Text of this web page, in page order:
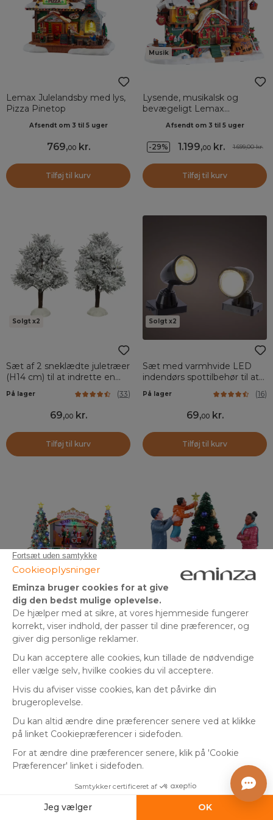
Lemax Julelandsby med lys,
Pizza Pinetop
Afsendt om 3 til 5 uger
769,00kr.
Tilføj til kurv
Musik
Lysende, musikalsk og
bevægeligt Lemax
legetøjsfabrik
Afsendt om 3 til 5 uger
-29% 1.199,00kr. 1.699,00 kr.
Tilføj til kurv
Solgt x2
Sæt af 2 sneklædte juletræer
(H14 cm) til at indrette en
landsby
På lager (33)
69,00kr.
Tilføj til kurv
Solgt x2
Sæt med varmhvide LED
indendørs spottilbehør til at
indrette en landsby
På lager (16)
69,00kr.
Tilføj til kurv
Lysende, musikalsk og
animeret Lemax Christmas
Grove Skøjtebane
Afsendt om 3 til 5 uger
1.199 kr.
På lager
89 kr.